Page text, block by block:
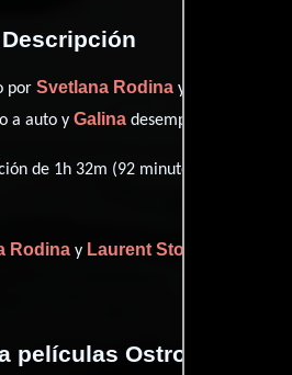
Descripción
porSvetlana Rodina y
a auto yGalina desempeñando el
de 1h 32m (92 minutos), esta
Rodina y Laurent Stoop
películas Ostrov - Lost